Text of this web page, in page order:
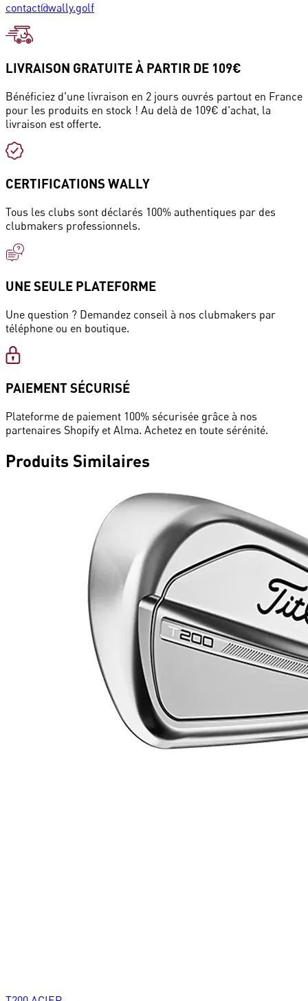
contact@wally.golf
LIVRAISON GRATUITE À PARTIR DE 109€
Bénéficiez d'une livraison en 2 jours ouvrés partout en France
pour les produits en stock ! Au delà de 109€ d'achat, la
livraison est offerte.
CERTIFICATIONS WALLY
Tous les clubs sont déclarés 100% authentiques par des
clubmakers professionnels.
UNE SEULE PLATEFORME
Une question ? Demandez conseil à nos clubmakers par
téléphone ou en boutique.
PAIEMENT SÉCURISÉ
Plateforme de paiement 100% sécurisée grâce à nos
partenaires Shopify et Alma. Achetez en toute sérénité.
Produits Similaires